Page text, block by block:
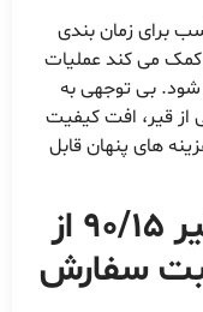
برای زمان بندی
کمک می کند عملیات
شود. بی توجهی به
قیر، افت کیفیت
های پنهان قابل
جمع بندی؛ انتخاب قیر 90/15 از
سفارش